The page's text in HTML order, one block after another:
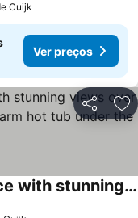
Cuijk
Ver preços
Partilhar
Unwind on the rooftop terrace with stunning views over Lake Mookerplas and soak in the warm hot tub under the stars.